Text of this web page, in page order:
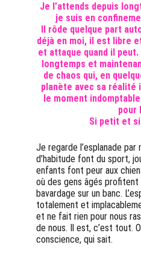
Je l’attends depuis
je suis en
Il rôde quelque part
déjà en moi, il est libre
et attaque quand il
longtemps et
de chaos qui, en
planète avec sa réalité
le moment
pour
Si petit et
Je regarde l’esplanade
d’habitude font du sport,
enfants font peur aux
où des gens âgés profitent
bavardage sur un banc.
totalement et
et ne fait rien pour nous
de nous. Il est, c’est tout.
conscience, qui sait.